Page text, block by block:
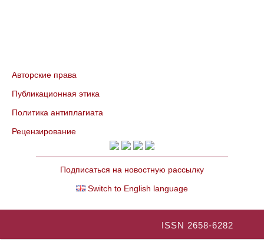
Авторские права
Публикационная этика
Политика антиплагиата
Рецензирование
Подписаться на новостную рассылку
Switch to English language
ISSN 2658-6282